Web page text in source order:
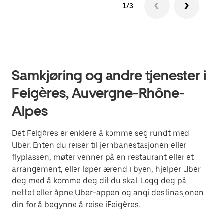
1/3
Samkjøring og andre tjenester i
Feigères, Auvergne-Rhône-
Alpes
Det Feigères er enklere å komme seg rundt med
Uber. Enten du reiser til jernbanestasjonen eller
flyplassen, møter venner på en restaurant eller et
arrangement, eller løper ærend i byen, hjelper Uber
deg med å komme deg dit du skal. Logg deg på
nettet eller åpne Uber-appen og angi destinasjonen
din for å begynne å reise iFeigères.